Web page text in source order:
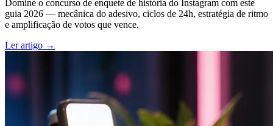
Domine o concurso de enquete de história do Instagram com este
guia 2026 — mecânica do adesivo, ciclos de 24h, estratégia de ritmo
e amplificação de votos que vence.
Ler artigo →